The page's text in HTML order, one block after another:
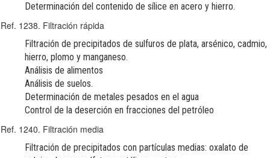
Determinación del contenido de sílice en acero y hierro.
Ref. 1238. Filtración rápida
Filtración de precipitados de sulfuros de plata, arsénico, cadmio,
hierro, plomo y manganeso.
Análisis de alimentos
Análisis de suelos.
Determinación de metales pesados en el agua
Control de la deserción en fracciones del petróleo
Ref. 1240. Filtración media
Filtración de precipitados con partículas medias: oxalato de